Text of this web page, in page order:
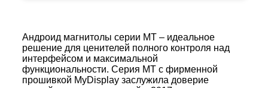
Андроид магнитолы серии MT – идеальное
решение для ценителей полного контроля над
интерфейсом и максимальной
функциональности. Серия MT с фирменной
прошивкой MyDisplay заслужила доверие